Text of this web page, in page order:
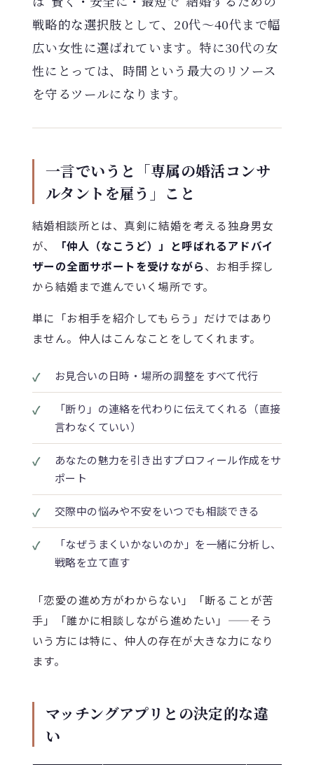
戦略的な選択肢として、20代〜40代まで幅
広い女性に選ばれています。特に30代の女
性にとっては、時間という最大のリソース
を守るツールになります。
一言でいうと「専属の婚活コンサ
ルタントを雇う」こと
結婚相談所とは、真剣に結婚を考える独身男女
が、
「仲人（なこうど）」と呼ばれるアドバイ
ザーの全面サポートを受けながら、お相手探し
から結婚まで進んでいく場所です。
単に「お相手を紹介してもらう」だけではあり
ません。仲人はこんなことをしてくれます。
✓ お見合いの日時・場所の調整をすべて代行
✓
「断り」の連絡を代わりに伝えてくれる（直接
言わなくていい）
✓
あなたの魅力を引き出すプロフィール作成をサ
ポート
✓ 交際中の悩みや不安をいつでも相談できる
✓
「なぜうまくいかないのか」を一緒に分析し、
戦略を立て直す
「恋愛の進め方がわからない」「断ることが苦
手」「誰かに相談しながら進めたい」——そう
いう方には特に、仲人の存在が大きな力になり
ます。
マッチングアプリとの決定的な違
い